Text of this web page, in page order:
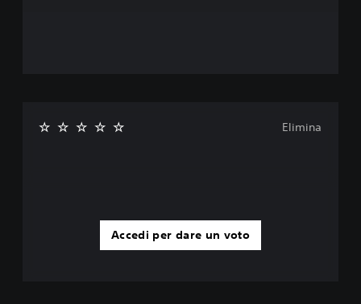
Accedi per dare un voto
Elimina